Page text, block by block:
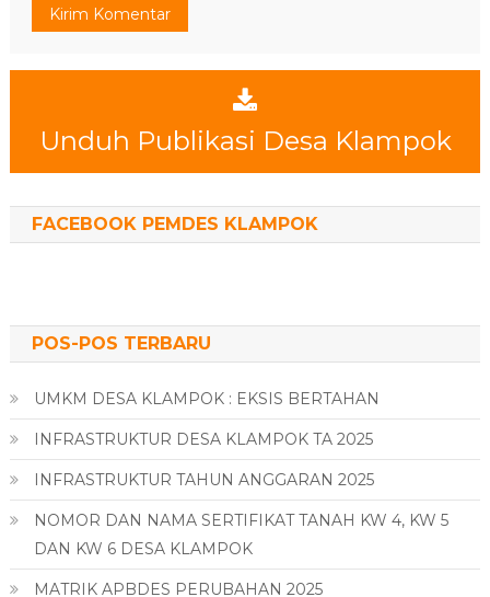
Unduh Publikasi Desa Klampok
FACEBOOK PEMDES KLAMPOK
POS-POS TERBARU
UMKM DESA KLAMPOK : EKSIS BERTAHAN
INFRASTRUKTUR DESA KLAMPOK TA 2025
INFRASTRUKTUR TAHUN ANGGARAN 2025
NOMOR DAN NAMA SERTIFIKAT TANAH KW 4, KW 5
DAN KW 6 DESA KLAMPOK
MATRIK APBDES PERUBAHAN 2025